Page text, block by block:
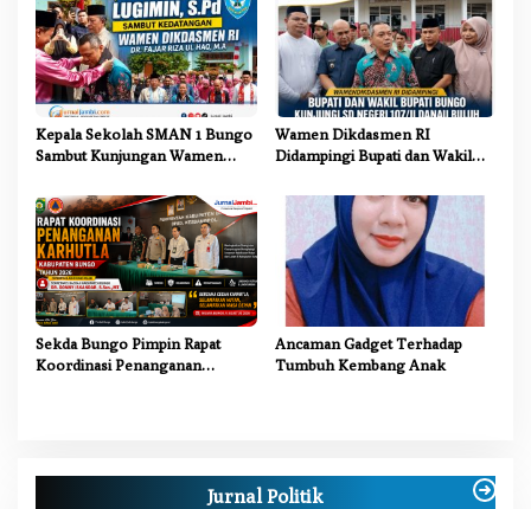
Kepala Sekolah SMAN 1 Bungo
Sambut Kunjungan Wamen
PJJ untuk Anak Putus Sekolah
Wamen Dikdasmen RI
Didampingi Bupati dan Wakil
SD Negeri 107/II Danau Buluh
Sekda Bungo Pimpin Rapat
Koordinasi Penanganan
Ancaman Gadget Terhadap
Tumbuh Kembang Anak
Jurnal Politik